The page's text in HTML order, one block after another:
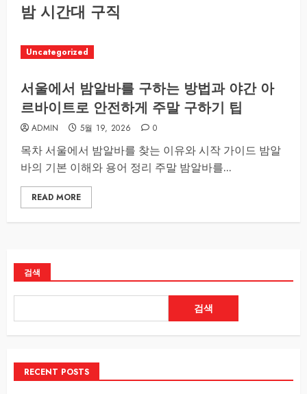
밤 시간대 구직
Uncategorized
서울에서 밤알바를 구하는 방법과 야간 아
르바이트로 안전하게 주말 구하기 팁
ADMIN 5월 19, 2026 0
목차 서울에서 밤알바를 찾는 이유와 시작 가이드 밤알
바의 기본 이해와 용어 정리 주말 밤알바를...
READ MORE
검색
검색
RECENT POSTS